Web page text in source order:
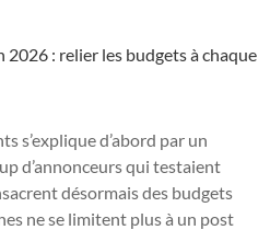
2026 : relier les budgets à chaque
s’explique d’abord par un
d’annonceurs qui testaient
désormais des budgets
ne se limitent plus à un post